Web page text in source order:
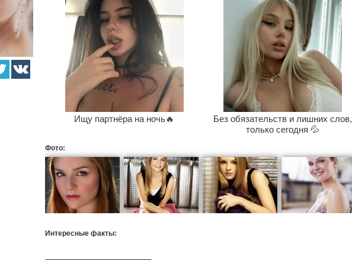
Ищу партнёра на ночь🔥
Без обязательств и лишних слов,
только сегодня 💦
Фото:
Интересные факты: